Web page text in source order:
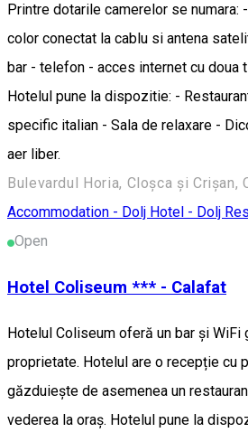
Printre dotarile camerelor se numara:
color conectat la cablu si antena
bar - telefon - acces internet cu doua
Hotelul pune la dispozitie: -
specific italian - Sala de relaxare -
aer liber.
Accommodation - Dolj Hotel - Dolj
Open
Hotel Coliseum *** - Calafat
Hotelul Coliseum oferă un bar și WiFi
proprietate. Hotelul are o recepție cu
găzduiește de asemenea un
vederea la oraș. Hotelul pune la